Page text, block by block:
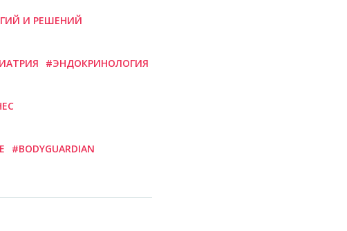
И РЕШЕНИЙ
#ЭНДОКРИНОЛОГИЯ
#BODYGUARDIAN